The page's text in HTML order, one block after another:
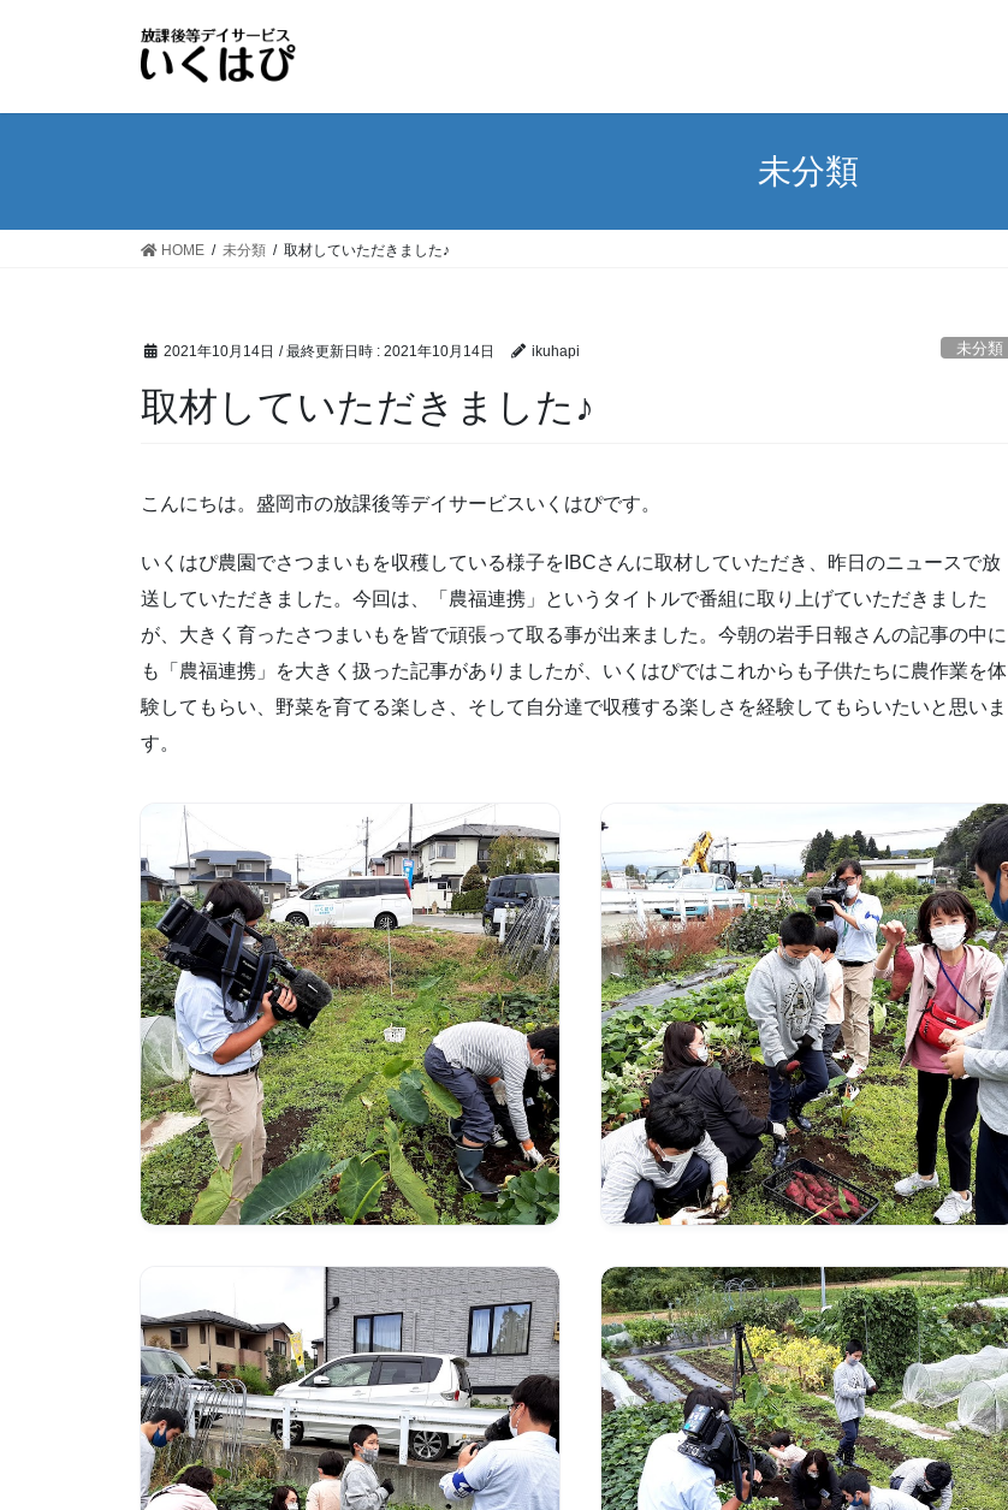
未分類
HOME 未分類 取材していただきました♪
2021年10月14日 / 最終更新日時 : 2021年10月14日 ikuhapi 未分類
取材していただきました♪
こんにちは。盛岡市の放課後等デイサービスいくはぴです。
いくはぴ農園でさつまいもを収穫している様子をIBCさんに取材していただき、昨日のニュースで放
送していただきました。今回は、「農福連携」というタイトルで番組に取り上げていただきました
が、大きく育ったさつまいもを皆で頑張って取る事が出来ました。今朝の岩手日報さんの記事の中に
も「農福連携」を大きく扱った記事がありましたが、いくはぴではこれからも子供たちに農作業を体
験してもらい、野菜を育てる楽しさ、そして自分達で収穫する楽しさを経験してもらいたいと思いま
す。